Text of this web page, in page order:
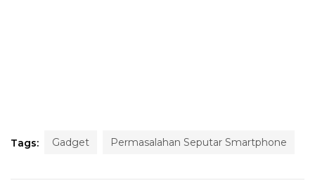
Tags: Gadget Permasalahan Seputar Smartphone